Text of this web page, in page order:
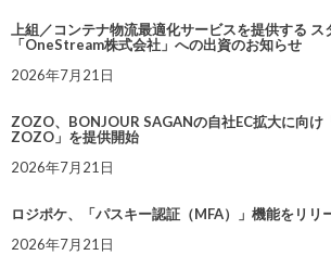
上組／コンテナ物流最適化サービスを提供する ス
「OneStream株式会社」への出資のお知らせ
2026年7月21日
ZOZO、BONJOUR SAGANの自社EC拡大に向
ZOZO」を提供開始
2026年7月21日
ロジポケ、「パスキー認証（MFA）」機能をリリ
2026年7月21日